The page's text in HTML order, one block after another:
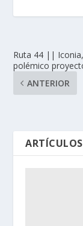
Ruta 44 ||
polémico
ANTERIOR